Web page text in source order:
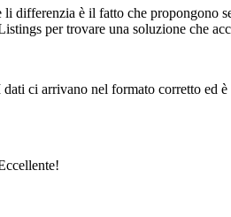
differenzia è il fatto che propongono
per trovare una soluzione che
ci arrivano nel formato corretto ed